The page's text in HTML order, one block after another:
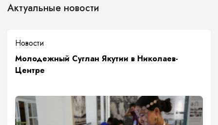
Актуальные новости
Новости
Молодежный Суглан Якутии в Николаев-
Центре